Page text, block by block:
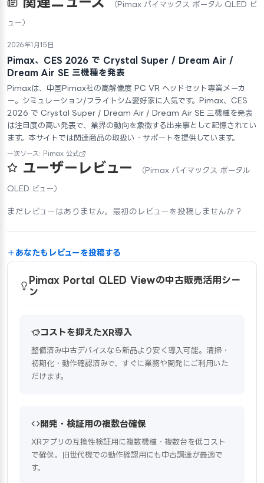
（Pimax パイマックス ポータル QLED ビ
ュー）
2026年1月15日
Pimax、CES 2026 で Crystal Super / Dream Air /
Dream Air SE 三機種を発表
Pimaxは、中国Pimax社の高解像度 PC VR ヘッドセット専業メーカ
ー。シミュレーション/フライトシム愛好家に人気です。Pimax、CES
2026 で Crystal Super / Dream Air / Dream Air SE 三機種を発表
は注目度の高い発表で、業界の動向を象徴する出来事として記憶されてい
ます。本サイトでは関連商品の取扱い・サポートを提供しています。
一次ソース: Pimax 公式
ユーザーレビュー （Pimax パイマックス ポータル
QLED ビュー）
まだレビューはありません。最初のレビューを投稿しませんか？
あなたもレビューを投稿する
Pimax Portal QLED Viewの中古販売活用シー
ン
コストを抑えたXR導入
整備済み中古デバイスなら新品より安く導入可能。清掃・
初期化・動作確認済みで、すぐに業務や開発にご利用いた
だけます。
開発・検証用の複数台確保
XRアプリの互換性検証用に複数機種・複数台を低コスト
で確保。旧世代機での動作確認用にも中古調達が最適で
す。